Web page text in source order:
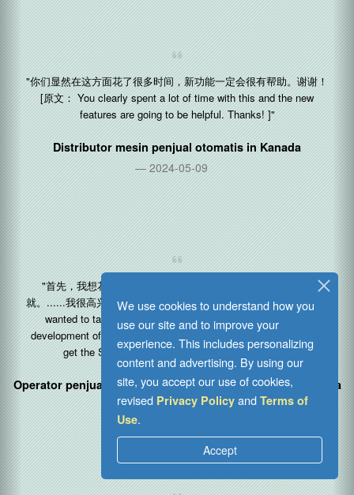
We use cookies to understand how you
use our site and to improve your
experience. This includes personalizing
content and advertising. By using our
site, you accept our use of cookies,
revised Privacy Policy and Terms of
Use.
Accept
Operator mesin penjual bunga otomatis inMalaysia
2024-04-05
"你们显然在这方面花了很多时间，新功能一定会很有帮助。谢谢！
[原文： You clearly spent a lot of time with this and the new
features are going to be helpful. Thanks! ]"
Distributor mesin penjual otomatis inKanada
2024-05-09
"首先，我想花点时间祝贺你们团队在称重感应技术方面的成
就。......我很高兴智能储物柜很快就能投入使用。 [原文： Firstly, I
wanted to take a second to congratulate your team on the
development of the Weigh Cell Technology. ...and I’m excited to
get the Smart Locker up and running very soon. ]"
Operator penjual suku cadang industri dan APD inAustralia